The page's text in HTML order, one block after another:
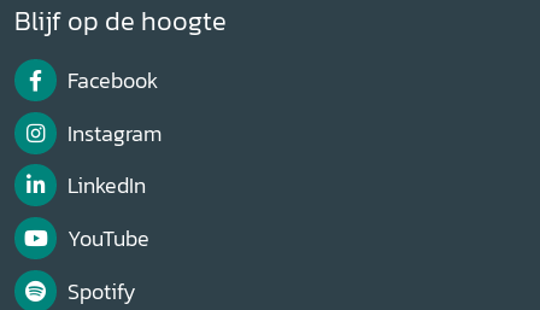
Blijf op de hoogte
Facebook
Instagram
LinkedIn
YouTube
Spotify